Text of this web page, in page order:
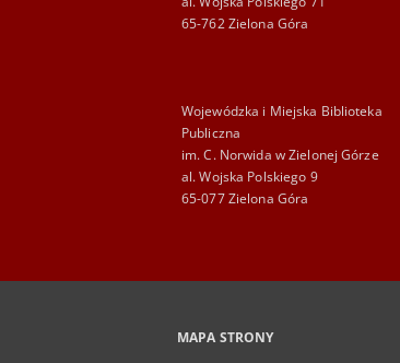
65-762 Zielona Góra
Wojewódzka i Miejska Biblioteka
Publiczna
im. C. Norwida w Zielonej Górze
al. Wojska Polskiego 9
65-077 Zielona Góra
MAPA STRONY